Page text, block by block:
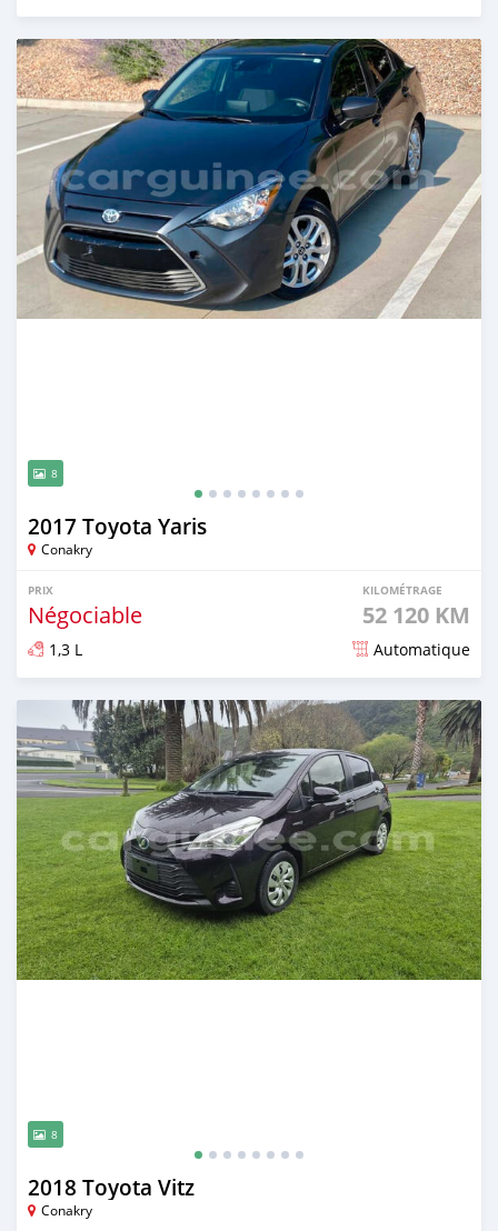
Publié il y a 8 mois
8
2017 Toyota Yaris
Conakry
PRIX
Négociable
KILOMÉTRAGE
52 120 KM
1,3 L Automatique
Publié il y a 8 mois
8
2018 Toyota Vitz
Conakry